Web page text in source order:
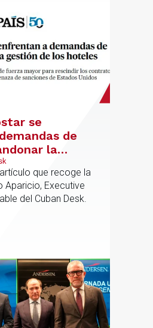
se
de
la
hoteles
que recoge la
Aparicio, Executive
del Cuban Desk.